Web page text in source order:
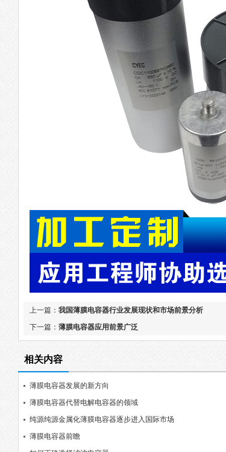
上一篇： 我国薄膜电容器行业发展现状和市场前景分析
下一篇： 薄膜电容器应用前景广泛
相关内容
薄膜电容器发展的新方向
薄膜电容器代替电解电容器的领域
纯源纯源金属化薄膜电容器逐步进入国际市场
薄膜电容器前瞻